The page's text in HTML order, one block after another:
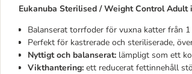
Eukanuba Sterilised / Weight Control Adult
Balanserat torrfoder för vuxna katter från
Perfekt för kastrerade och steriliserade,
Nyttigt och balanserat: lämpligt som ett
Vikthantering: ett reducerat fettinnehåll